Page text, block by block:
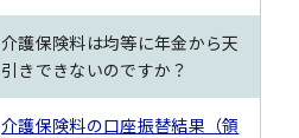
介護保険料は均等に年金から天
引きできないのですか？
介護保険料の口座振替結果（領